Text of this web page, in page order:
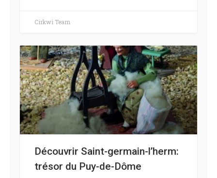
Cirkwi Team
Découvrir Saint-germain-l’herm:
trésor du Puy-de-Dôme